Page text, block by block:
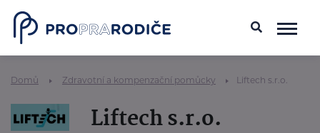
Domů Zdravotní a kompenzační pomůcky Liftech s.r.o.
Liftech s.r.o.